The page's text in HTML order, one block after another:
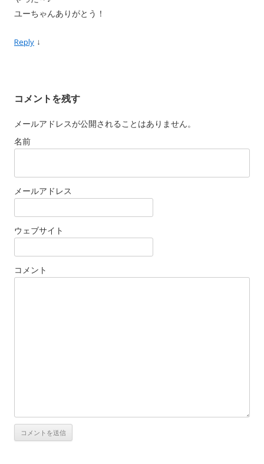
ユーちゃんありがとう！
Reply ↓
コメントを残す
メールアドレスが公開されることはありません。
名前
メールアドレス
ウェブサイト
コメント